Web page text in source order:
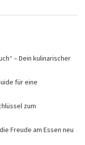
– Dein kulinarischer
für eine
zum
Freude am Essen neu